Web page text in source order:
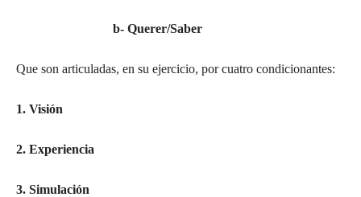
b- Querer/Saber
Que son articuladas, en su ejercicio, por cuatro condicionantes:
1. Visión
2. Experiencia
3. Simulación